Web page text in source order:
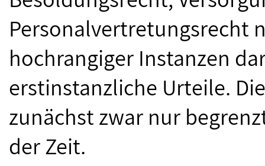
Personalvertretungsrecht
hochrangiger Instanzen
erstinstanzliche Urteile.
zunächst zwar nur
der Zeit.